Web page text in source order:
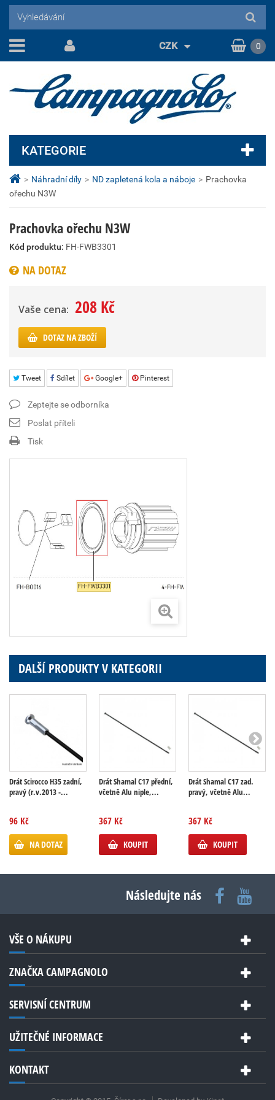
> Náhradní díly > ND zapletená kola a náboje > Prachovka
ořechu N3W
Prachovka ořechu N3W
Kód produktu: FH-FWB3301
NA DOTAZ
Vaše cena: 208 Kč
DOTAZ NA ZBOŽÍ
Tweet Sdílet Google+ Pinterest
Zeptejte se odborníka
Poslat příteli
Tisk
DALŠÍ PRODUKTY V KATEGORII
Drát Scirocco H35 zadní,
pravý (r.v.2013 -...
96 Kč
NA DOTAZ
Drát Shamal C17 přední,
včetně Alu niple,...
367 Kč
KOUPIT
Drát Shamal C17 zad.
pravý, včetně Alu...
367 Kč
KOUPIT
KATEGORIE
CZK 0
Následujte nás
VŠE O NÁKUPU
ZNAČKA CAMPAGNOLO
SERVISNÍ CENTRUM
UŽITEČNÉ INFORMACE
KONTAKT